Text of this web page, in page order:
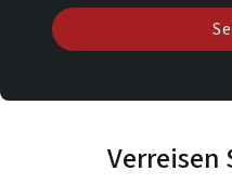
Verreisen